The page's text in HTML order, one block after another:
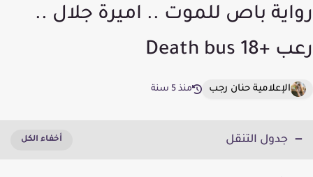
رواية باص للموت .. اميرة جلال ..
رعب +18 Death bus
الإعلامية حنان رجب منذ 5 سنة
جدول التنقل